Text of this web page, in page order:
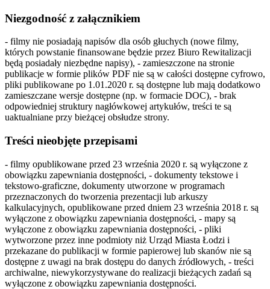
Niezgodność z załącznikiem
- filmy nie posiadają napisów dla osób głuchych (nowe filmy,
których powstanie finansowane będzie przez Biuro Rewitalizacji
będą posiadały niezbędne napisy), - zamieszczone na stronie
publikacje w formie plików PDF nie są w całości dostępne cyfrowo,
pliki publikowane po 1.01.2020 r. są dostępne lub mają dodatkowo
zamieszczane wersje dostępne (np. w formacie DOC), - brak
odpowiedniej struktury nagłówkowej artykułów, treści te są
uaktualniane przy bieżącej obsłudze strony.
Treści nieobjęte przepisami
- filmy opublikowane przed 23 września 2020 r. są wyłączone z
obowiązku zapewniania dostępności, - dokumenty tekstowe i
tekstowo-graficzne, dokumenty utworzone w programach
przeznaczonych do tworzenia prezentacji lub arkuszy
kalkulacyjnych, opublikowane przed dniem 23 września 2018 r. są
wyłączone z obowiązku zapewniania dostępności, - mapy są
wyłączone z obowiązku zapewniania dostępności, - pliki
wytworzone przez inne podmioty niż Urząd Miasta Łodzi i
przekazane do publikacji w formie papierowej lub skanów nie są
dostępne z uwagi na brak dostępu do danych źródłowych, - treści
archiwalne, niewykorzystywane do realizacji bieżących zadań są
wyłączone z obowiązku zapewniania dostępności.